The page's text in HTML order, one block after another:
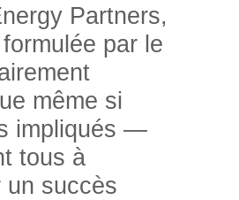
Partners,
par le
même si
impliqués —
tous à
un succès